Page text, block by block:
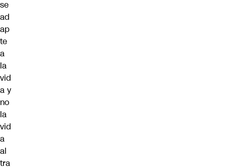
se
ad
ap
te
a
la
vid
a y
no
la
vid
a
al
tra